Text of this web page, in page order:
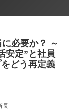
必要か？ ～
安定”と社員
どう再定義
長